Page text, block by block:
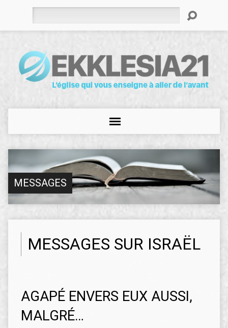
MESSAGES
MESSAGES SUR ISRAËL
AGAPÉ ENVERS EUX AUSSI,
MALGRÉ…